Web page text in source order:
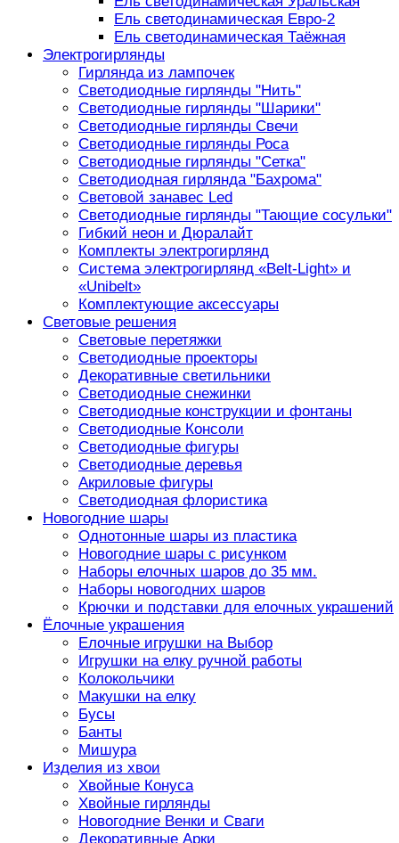
Ель светодинамическая Евро-2
Ель светодинамическая Таёжная
Электрогирлянды
Гирлянда из лампочек
Светодиодные гирлянды "Нить"
Светодиодные гирлянды "Шарики"
Светодиодные гирлянды Свечи
Светодиодные гирлянды Роса
Светодиодные гирлянды "Сетка"
Светодиодная гирлянда "Бахрома"
Световой занавес Led
Светодиодные гирлянды "Тающие сосульки"
Гибкий неон и Дюралайт
Комплекты электрогирлянд
Система электрогирлянд «Belt-Light» и
«Unibelt»
Комплектующие аксессуары
Световые решения
Световые перетяжки
Светодиодные проекторы
Декоративные светильники
Светодиодные снежинки
Светодиодные конструкции и фонтаны
Светодиодные Консоли
Светодиодные фигуры
Светодиодные деревья
Акриловые фигуры
Светодиодная флористика
Новогодние шары
Однотонные шары из пластика
Новогодние шары с рисунком
Наборы елочных шаров до 35 мм.
Наборы новогодних шаров
Крючки и подставки для елочных украшений
Ёлочные украшения
Елочные игрушки на Выбор
Игрушки на елку ручной работы
Колокольчики
Макушки на елку
Бусы
Банты
Мишура
Изделия из хвои
Хвойные Конуса
Хвойные гирлянды
Новогодние Венки и Сваги
Декоративные Арки